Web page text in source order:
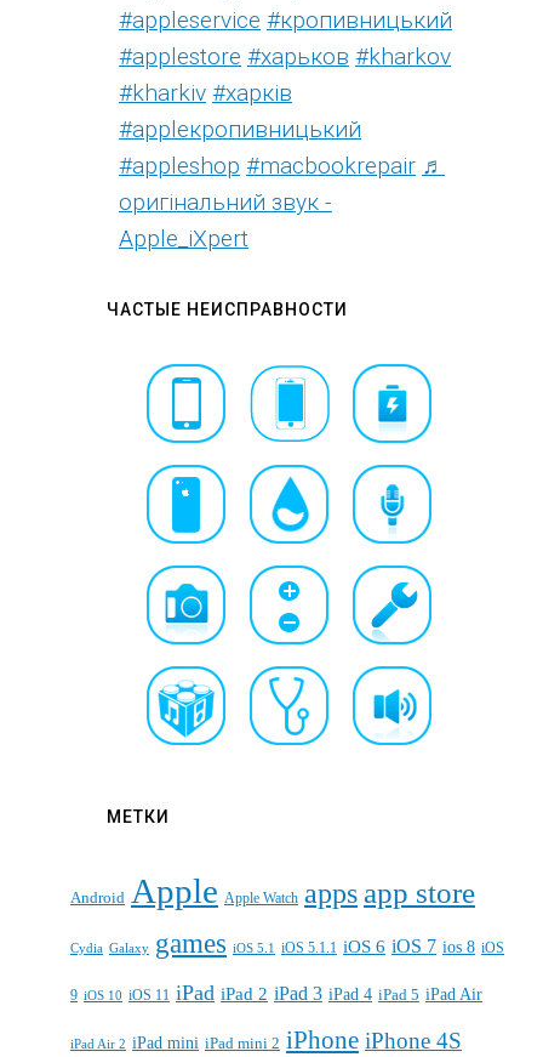
#appleservice #кропивницький
#applestore #харьков #kharkov
#kharkiv #харків
#appleкропивницький
#appleshop #macbookrepair ♬
оригінальний звук -
Apple_iXpert
ЧАСТЫЕ НЕИСПРАВНОСТИ
МЕТКИ
Android Apple Apple Watch apps app store
Cydia Galaxy games iOS 5.1 iOS 5.1.1 iOS 6 iOS 7 ios 8 iOS
9 iOS 10 iOS 11 iPad iPad 2 iPad 3 iPad 4 iPad 5 iPad Air
iPad Air 2 iPad mini iPad mini 2 iPhone iPhone 4S